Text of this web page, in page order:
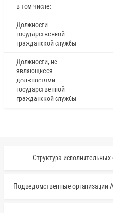
в том числе:
Должности
государственной
гражданской службы
Должности, не
являющиеся
должностями
государственной
гражданской службы
Структура исполнительных
Подведомственные организации